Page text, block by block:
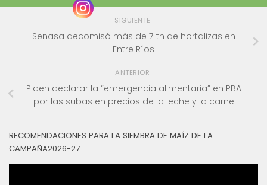
SIGUIENTE
Senasa decomisó más de 7 tn de hortalizas en
Entre Ríos
ANTERIOR
Piden declarar la “emergencia alimentaria” en PBA
por las subas en precios de la leche y la carne
RECOMENDACIONES PARA LA SIEMBRA DE MAÍZ DE LA
CAMPAÑA2026-27